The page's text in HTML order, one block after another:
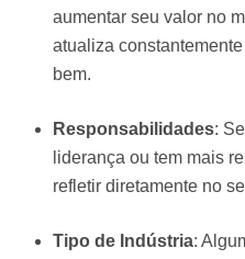
aumentar seu valor no
atualiza
bem.
Responsabilidades:
liderança ou tem mais
refletir diretamente no
Tipo de Indústria: